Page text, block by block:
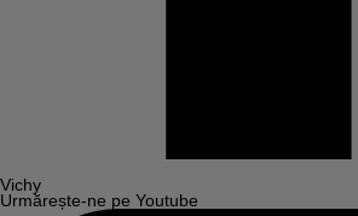
Vichy
Urmărește-ne pe Youtube